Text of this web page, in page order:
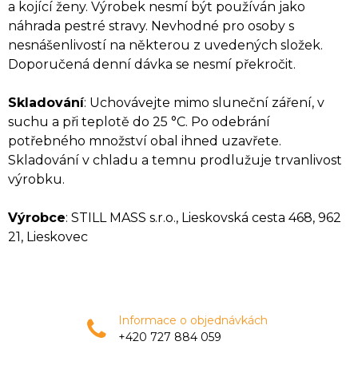
a kojící ženy. Výrobek nesmí být používán jako
náhrada pestré stravy. Nevhodné pro osoby s
nesnášenlivostí na některou z uvedených složek.
Doporučená denní dávka se nesmí překročit.
Skladování: Uchovávejte mimo sluneční záření, v
suchu a při teplotě do 25 °C. Po odebrání
potřebného množství obal ihned uzavřete.
Skladování v chladu a temnu prodlužuje trvanlivost
výrobku.
Výrobce: STILL MASS s.r.o., Lieskovská cesta 468, 962
21, Lieskovec
Informace o objednávkách
+420 727 884 059